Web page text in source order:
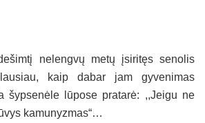
nelengvų metų įsiritęs senolis
kaip dabar jam gyvenimas
šypsenėle lūpose pratarė: ,,Jeigu ne
kamunyzmas“…